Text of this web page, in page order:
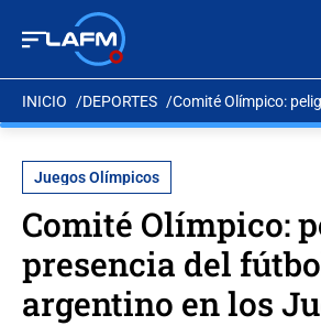
INICIO DEPORTES Comité Olímpico:
Juegos Olímpicos
Comité Olímpico:
presencia del
argentino en los